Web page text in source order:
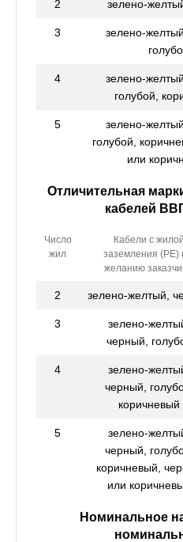
2 зелено-
3
зелено-
4
зелено-
голубой,
5
зелено-
голубой,
или
Отличительная
кабелей
Число
жил
Кабели с жилой
заземления (РЕ)
желанию
2 зелено-желтый,
3
зелено-
черный,
4
зелено-
черный,
коричневый
5
зелено-
черный,
коричневый,
или
Номинальное